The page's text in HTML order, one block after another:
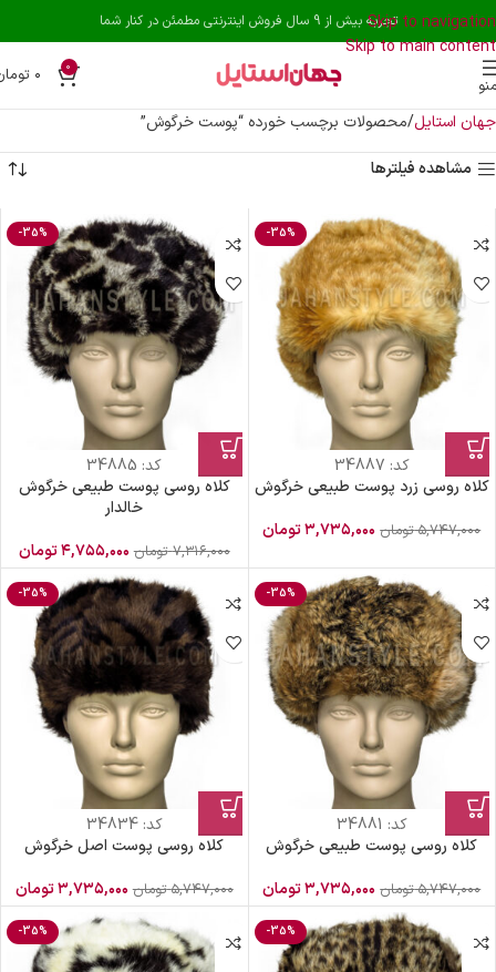
Skip to navigation
Skip to main content
تجربه بیش از 9 سال فروش اینترنتی مطمئن در کنار شما
0 ۰
جهان استایل محصولات برچسب خورده “پوست خرگوش”
مشاهده فیلترها
-35%
کد: 34887
کلاه روسی زرد پوست طبیعی خرگوش
۵,۷۴۷,۰۰۰ تومان ۳,۷۳۵,۰۰۰تومان
-35%
کد: 34885
کلاه روسی پوست طبیعی خرگوش
خالدار
۷,۳۱۶,۰۰۰ تومان ۴,۷۵۵,۰۰۰تومان
-35%
کد: 34881
کلاه روسی پوست طبیعی خرگوش
۵,۷۴۷,۰۰۰ تومان ۳,۷۳۵,۰۰۰تومان
-35%
کد:34834
کلاه روسی پوست اصل خرگوش
۵,۷۴۷,۰۰۰ تومان ۳,۷۳۵,۰۰۰تومان
-35%
-35%